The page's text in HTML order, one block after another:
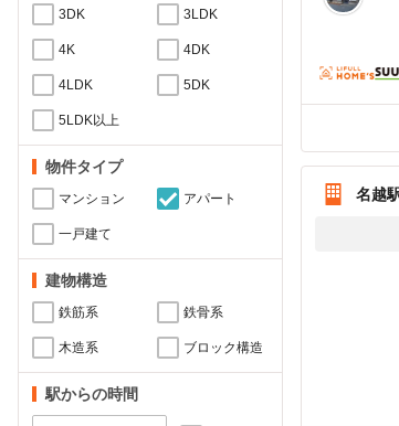
3DK 3LDK
4K 4DK
4LDK 5DK
5LDK以上
物件タイプ
マンション アパート
一戸建て
建物構造
鉄筋系 鉄骨系
木造系 ブロック構造
駅からの時間
名越